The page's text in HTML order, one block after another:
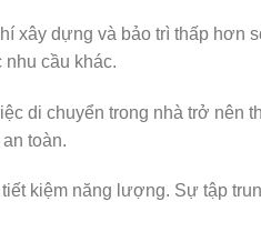
xây dựng và bảo trì thấp hơn
cầu khác.
di chuyển trong nhà trở nên
toàn.
kiệm năng lượng. Sự tập